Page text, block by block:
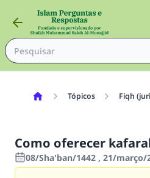
Tópicos Fiqh
Como oferecer
08/Sha'ban/1442 , 21/março/